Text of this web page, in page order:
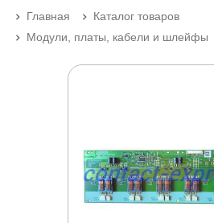
Главная
Каталог товаров
Модули, платы, кабели и шлейфы